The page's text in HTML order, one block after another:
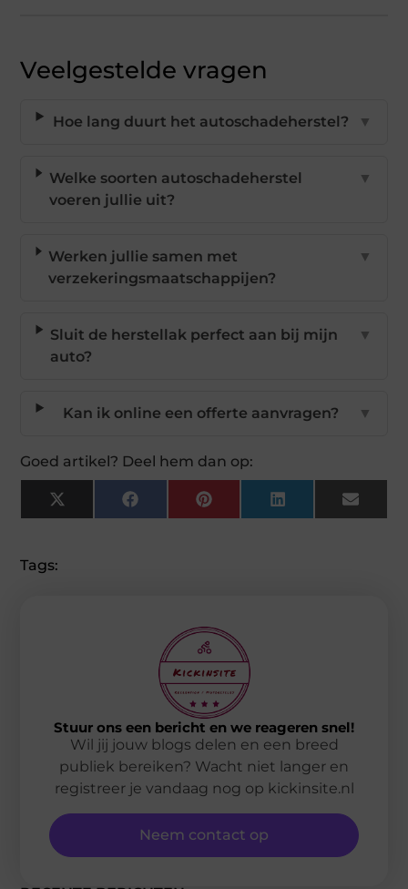
Veelgestelde vragen
Hoe lang duurt het autoschadeherstel? ▼
Welke soorten autoschadeherstel
voeren jullie uit?
▼
Werken jullie samen met
verzekeringsmaatschappijen?
▼
Sluit de herstellak perfect aan bij mijn
auto?
▼
Kan ik online een offerte aanvragen? ▼
Goed artikel? Deel hem dan op:
X
(Twitter)
FacebookPinterestLinkedIn Email
Tags:
Stuur ons een bericht en we reageren snel!
Wil jij jouw blogs delen en een breed
publiek bereiken? Wacht niet langer en
registreer je vandaag nog op kickinsite.nl
Neem contact op